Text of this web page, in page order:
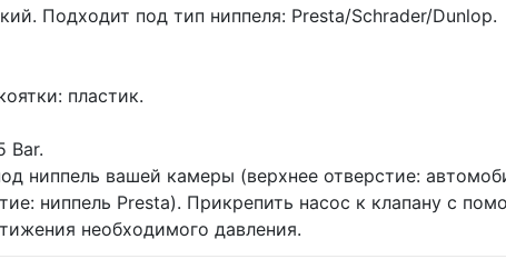
Подходит под тип ниппеля: Presta/Schrader/Dunlop.
пластик.
Bar.
ниппель вашей камеры (верхнее отверстие:
ниппель Presta). Прикрепить насос к клапану с
необходимого давления.